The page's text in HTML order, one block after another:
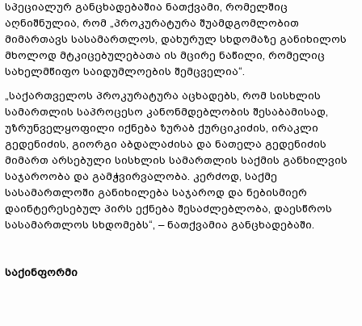
სპეციალურ განცხადებაშია ნათქვამი, რომელშიც
აღნიშნულია, რომ „პროკურატურა შუამდგომლობით
მიმართავს სასამართლოს, დახურულ სხდომაზე განიხილოს
მხოლოდ მტკიცებულებათა ის მცირე ნაწილი, რომელიც
სახელმწიფო საიდუმლოების შემცველია“.
„საქართველოს პროკურატურა აცხადებს, რომ სისხლის
სამართლის საპროცესო კანონმდებლობის შესაბამისად,
უზრუნველყოფილი იქნება ზურაბ ქურციკიძის, ირაკლი
გედენიძის, გიორგი აბდალაძისა და ნათელა გედენიძის
მიმართ არსებული სისხლის სამართლის საქმის განხილვის
საჯაროობა და გამჭვირვალობა. კერძოდ, საქმე
სასამართლოში განიხილება საჯაროდ და ნებისმიერ
დაინტერესებულ პირს ექნება შესაძლებლობა, დაესწროს
სასამართლოს სხდომებს“, – ნათქვამია განცხადებაში.
საქინფორმი